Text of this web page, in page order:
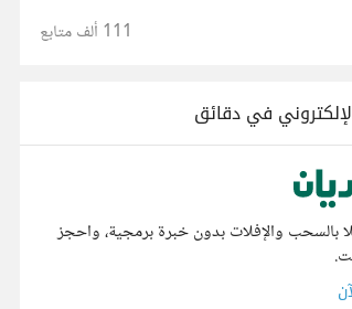
111 ألف متابع
في دقائق
بالسحب والإفلات بدون خبرة برمجية، واحجز